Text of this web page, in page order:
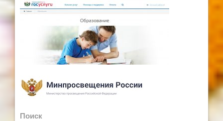
Поиск